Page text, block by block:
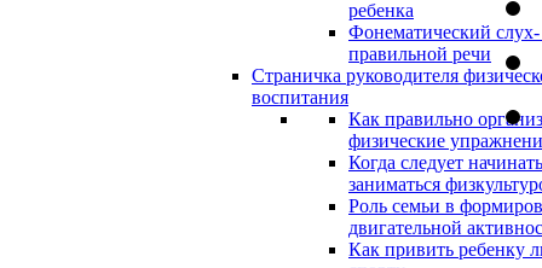
ребенка
Фонематический слух-
правильной речи
Страничка руководителя
воспитания
Как правильно
физические
Когда следует начинать
заниматься
Роль семьи в
двигательной
Как привить ребенку